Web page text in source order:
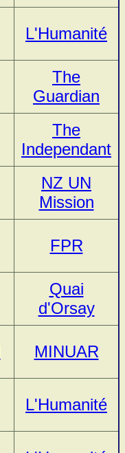
L'Humanité
The
Guardian
The
Independant
NZ UN
Mission
FPR
Quai
d'Orsay
MINUAR
L'Humanité